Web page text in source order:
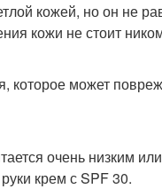
кожей, но он не
кожи не стоит
которое может
очень низким
крем с SPF 30.